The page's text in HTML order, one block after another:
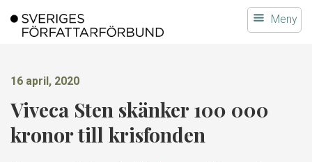
till
Meny
16 april, 2020
Viveca Sten skänker 100 000
kronor till krisfonden